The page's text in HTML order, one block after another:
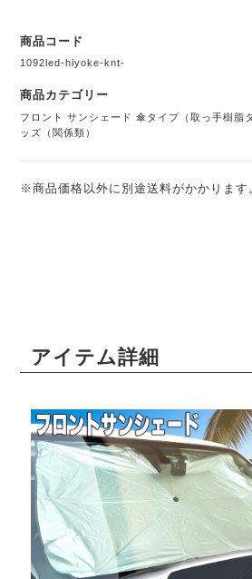
商品コード
1092led-hiyoke-knt-
商品カテゴリー
フロント サンシェード 傘タイプ（取っ手樹脂
ッズ（関係類）
※商品価格以外に別途送料がかかります
アイテム詳細